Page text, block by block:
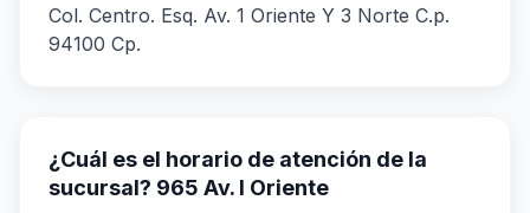
Col. Centro. Esq. Av. 1 Oriente Y 3 Norte C.p.
94100 Cp.
¿Cuál es el horario de atención de la
sucursal? 965 Av. I Oriente